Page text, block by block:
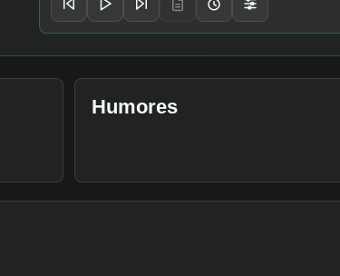
Таганка
ВЛАДИМИР ВЫСОЦКИЙ
Humores